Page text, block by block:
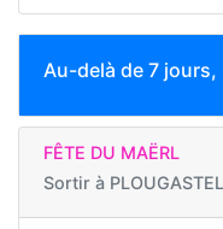
Au-delà de 7
FÊTE DU MAËRL
Sortir à